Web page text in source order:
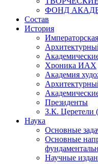
ФОНД
Состав
История
Хроника ИАХ
Академия
Президенты
З.К. Церетели
Наука
Основные
Основные
Научные